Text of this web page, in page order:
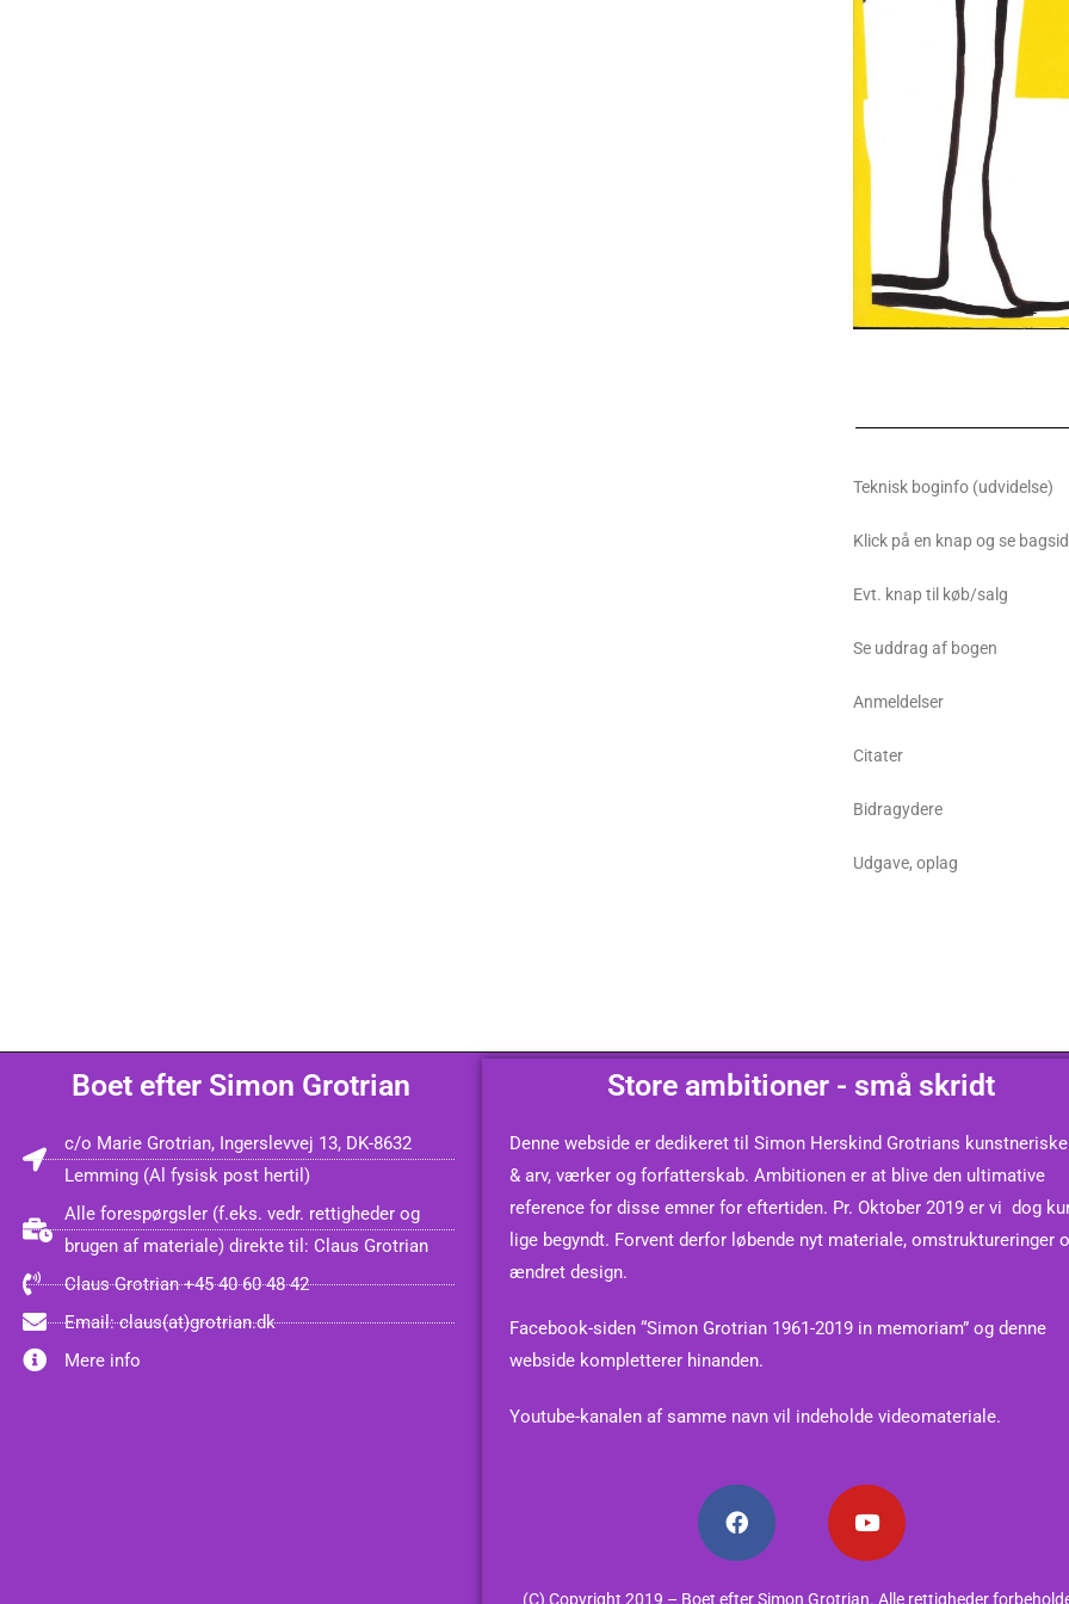
Teknisk boginfo (udvidelse)
Klick på en knap og se
Evt. knap til køb/salg
Se uddrag af bogen
Anmeldelser
Citater
Bidragydere
Udgave, oplag
Boet efter Simon Grotrian
c/o Marie Grotrian, Ingerslevvej 13, DK-8632
Lemming (Al fysisk post hertil)
Alle forespørgsler (f.eks. vedr. rettigheder og
brugen af materiale) direkte til: Claus Grotrian
Claus Grotrian +45 40 60 48 42
Email: claus(at)grotrian.dk
Mere info
Store ambitioner - små skridt
Denne webside er dedikeret til Simon Herskind Grotrians
& arv, værker og forfatterskab. Ambitionen er at blive den ultimative
reference for disse emner for eftertiden. Pr. Oktober 2019 er vi dog
lige begyndt. Forvent derfor løbende nyt materiale, omstruktureringer
ændret design.
Facebook-siden “Simon Grotrian 1961-2019 in memoriam” og denne
webside kompletterer hinanden.
Youtube-kanalen af samme navn vil indeholde videomateriale.
(C) Copyright 2019 – Boet efter Simon Grotrian. Alle rettigheder